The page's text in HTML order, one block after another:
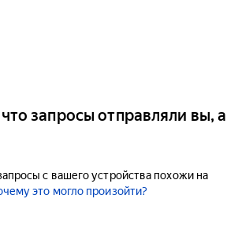
запросы отправляли вы, а
с вашего устройства похожи на
это могло произойти?